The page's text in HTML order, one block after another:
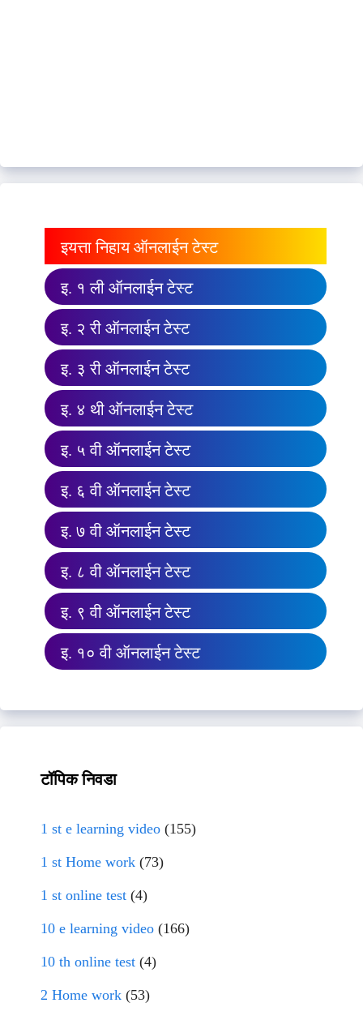
इयत्ता निहाय ऑनलाईन टेस्ट
इ. १ ली ऑनलाईन टेस्ट
इ. २ री ऑनलाईन टेस्ट
इ. ३ री ऑनलाईन टेस्ट
इ. ४ थी ऑनलाईन टेस्ट
इ. ५ वी ऑनलाईन टेस्ट
इ. ६ वी ऑनलाईन टेस्ट
इ. ७ वी ऑनलाईन टेस्ट
इ. ८ वी ऑनलाईन टेस्ट
इ. ९ वी ऑनलाईन टेस्ट
इ. १० वी ऑनलाईन टेस्ट
टॉपिक निवडा
1 st e learning video (155)
1 st Home work (73)
1 st online test (4)
10 e learning video (166)
10 th online test (4)
2 Home work (53)